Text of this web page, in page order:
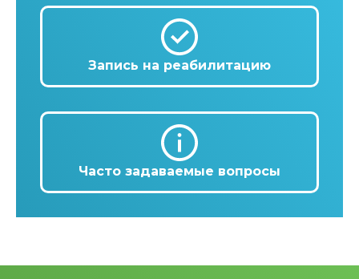
Запись на реабилитацию
Часто задаваемые вопросы